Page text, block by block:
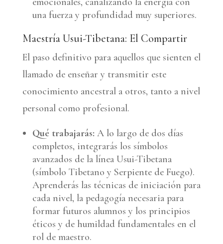
una fuerza y profundidad muy superiores.
Maestría Usui-Tibetana: El Compartir
El paso definitivo para aquellos que sienten el
llamado de enseñar y transmitir este
conocimiento ancestral a otros, tanto a nivel
personal como profesional.
Qué trabajarás: A lo largo de dos días
completos, integrarás los símbolos
avanzados de la línea Usui-Tibetana
(símbolo Tibetano y Serpiente de Fuego).
Aprenderás las técnicas de iniciación para
cada nivel, la pedagogía necesaria para
formar futuros alumnos y los principios
éticos y de humildad fundamentales en el
rol de maestro.